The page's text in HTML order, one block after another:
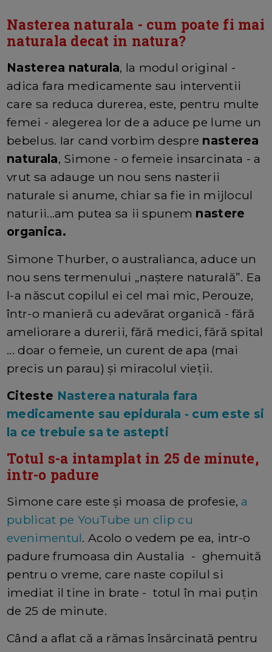
Nasterea naturala - cum poate fi mai
naturala decat in natura?
Nasterea naturala, la modul original -
adica fara medicamente sau interventii
care sa reduca durerea, este, pentru multe
femei - alegerea lor de a aduce pe lume un
bebelus. Iar cand vorbim despre nasterea
naturala, Simone - o femeie insarcinata - a
vrut sa adauge un nou sens nasterii
naturale si anume, chiar sa fie in mijlocul
naturii...am putea sa ii spunem nastere
organica.
Simone Thurber, o australianca, aduce un
nou sens termenului „naștere naturală”. Ea
l-a născut copilul ei cel mai mic, Perouze,
într-o manieră cu adevărat organică - fără
ameliorare a durerii, fără medici, fără spital
... doar o femeie, un curent de apa (mai
precis un parau) și miracolul vieții.
Citeste Nasterea naturala fara
medicamente sau epidurala - cum este si
la ce trebuie sa te astepti
Totul s-a intamplat in 25 de minute,
intr-o padure
Simone care este și moasa de profesie,a
publicat pe YouTube un clip cu
evenimentul. Acolo o vedem pe ea, intr-o
padure frumoasa din Austalia - ghemuită
pentru o vreme, care naste copilul si
imediat il tine in brate - totul în mai puțin
de 25 de minute.
Când a aflat că a rămas însărcinată pentru